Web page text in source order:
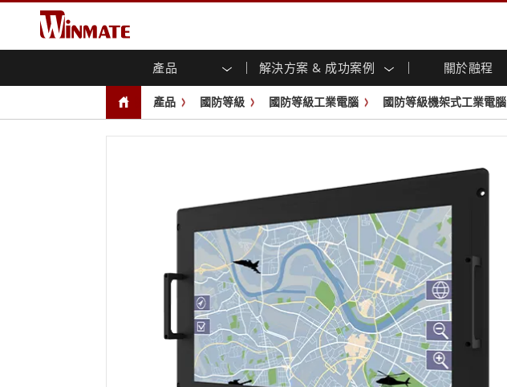
產品 解決方案 & 成功案例 關於融程
企業移動通訊電腦
強固觸控筆記型電腦
強固型平板控制器
Android系統強固型平板電腦
超強固型平板電腦
邊緣運算人工智慧移動電腦
工業顯示器
多點觸控 (投射電
面板安裝
PoE觸控
USB Type-C
不銹鋼系列
戶外顯示器
後置安裝
工業防爆等级
機架安裝
長條形顯示器
OSD 控制器
車載電腦
Windows車載電腦
Android車載電腦
車載平板電腦
嵌入式解決方案
嵌入式電腦 / IP65 防水強固型電腦
工業物聯網閘道器
無線電閘道器
強固型機器人控制器 人工智慧就緒
農業機械解決方案
交通運輸解決方案
智慧型機器人系統解決方案
自助服務亭解決方案
政府解决方案
智慧充電站解决方案
成功案例
關於融程 投資人專區
保證聲明 下載專區
行銷入口網站
文件共享
最新產品 新聞與活動
展會活動
Youtube頻道
產品 國防等級 國防等級工業電腦 國防等級機架式工業電腦